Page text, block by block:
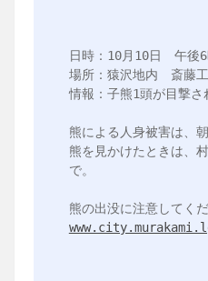
日時：10月10日　午後
場所：猿沢地内　斎藤
情報：子熊1頭が目撃さ
熊による人身被害は、
熊を見かけたときは、
で。